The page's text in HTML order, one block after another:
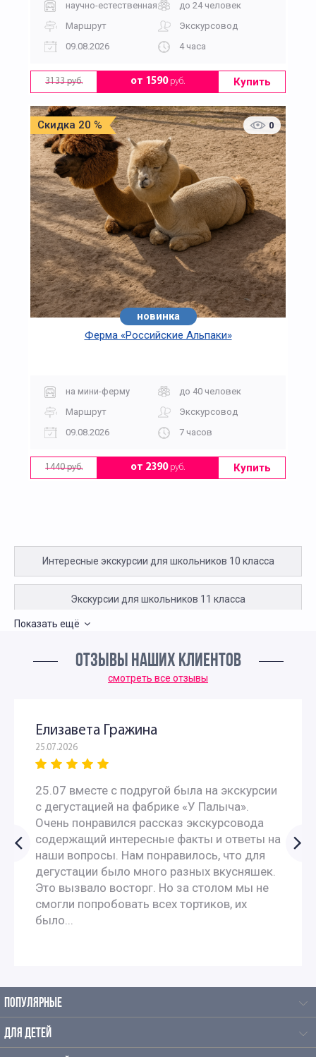
научно-естественная
до 24 человек
Маршрут
Экскурсовод
09.08.2026
4 часа
3133 руб. от 1590руб. Купить
Скидка 20 % 0
новинка
Ферма «Российские Альпаки»
на мини-ферму
до 40 человек
Маршрут
Экскурсовод
09.08.2026
7 часов
1440 руб. от 2390руб. Купить
Интересные экскурсии для школьников 10 класса
Экскурсии для школьников 11 класса
Интересные экскурсии для детей в Москве 2 класс
Экскурсии для школьников 4 класса
Интересные экскурсии для 5 класса в Москве
Интересные экскурсии для школьников 6 класса в
Москве
Экскурсии для школьников 7 класса в Москве
Автобусные экскурсии для школьников средней школы
Экскурсии для школьников начальных классов
Показать ещё
ОТЗЫВЫ НАШИХ КЛИЕНТОВ
смотреть все отзывы
Елизавета Гражина
25.07.2026
25.07 вместе с подругой была на экскурсии
с дегустацией на фабрике «У Палыча».
Очень понравился рассказ экскурсовода
содержащий интересные факты и ответы на
наши вопросы. Нам понравилось, что для
дегустации было много разных вкусняшек.
Это вызвало восторг. Но за столом мы не
смогли попробовать всех тортиков, их
было...
ПОПУЛЯРНЫЕ
ДЛЯ ДЕТЕЙ